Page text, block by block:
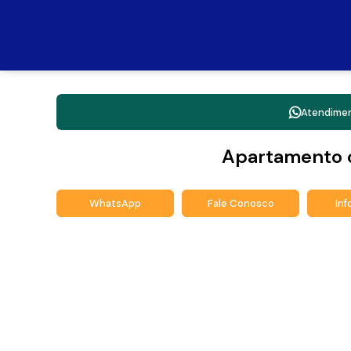
Apartamento
WhatsApp Fale Conosco